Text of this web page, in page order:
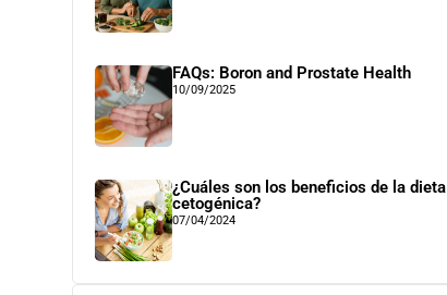
FAQs: Boron and Prostate Health
10/09/2025
¿Cuáles son los beneficios de la dieta
cetogénica?
07/04/2024